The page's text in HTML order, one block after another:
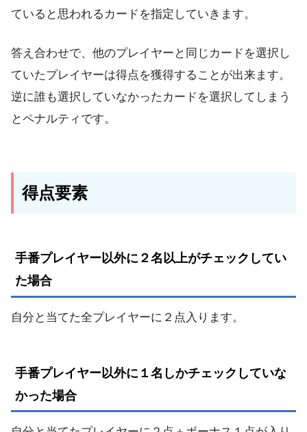
ていると思われるカードを指定していきます。
答え合わせで、他のプレイヤーと同じカードを選択し
ていたプレイヤーは得点を獲得することが出来ます。
逆に誰も選択していなかったカードを選択してしまう
とペナルティです。
得点要素
手番プレイヤー以外に２名以上がチェックしてい
た場合
自分と当てた全プレイヤーに２点入ります。
手番プレイヤー以外に１名しかチェックしていな
かった場合